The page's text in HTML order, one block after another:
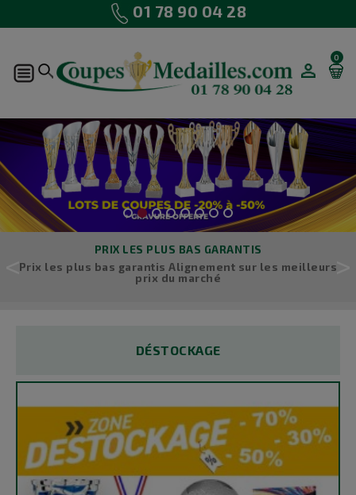
01 78 90 04 28
0
PRIX LES PLUS BAS GARANTIS
Prix les plus bas garantis Alignement sur les meilleurs
prix du marché
< >
DÉSTOCKAGE